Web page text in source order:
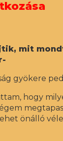
mit
gyökere
hogy
önálló